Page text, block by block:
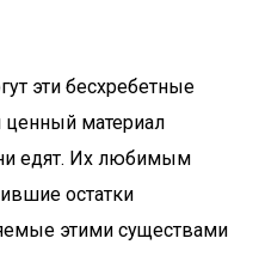
эти бесхребетные
ценный материал
едят. Их любимым
остатки
этими существами